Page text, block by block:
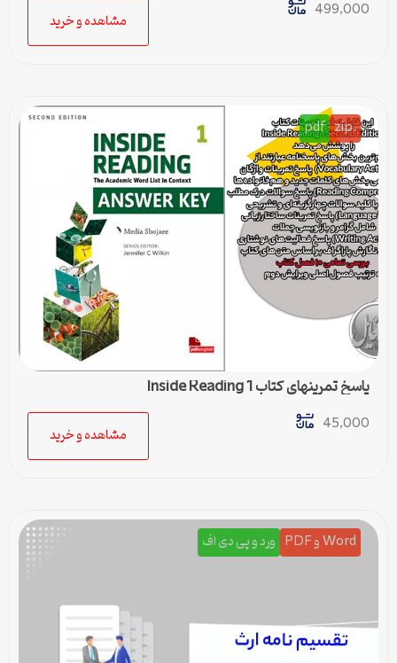
499,000
مشاهده و خرید
.zip
pdf
پاسخ تمرینهای کتاب Inside Reading 1
45,000
مشاهده و خرید
Word و PDF ورد و پی دی اف